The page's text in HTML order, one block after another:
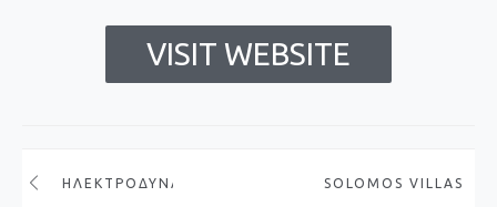
VISIT WEBSITE
ΗΛΕΚΤΡΟΔΥΝΑΜΙΚΉ SOLOMOS VILLAS